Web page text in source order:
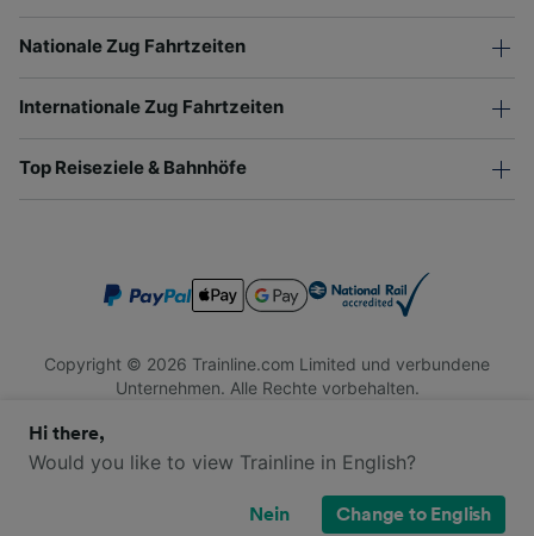
Nationale Zug Fahrtzeiten
Internationale Zug Fahrtzeiten
Top Reiseziele & Bahnhöfe
Copyright © 2026 Trainline.com Limited und verbundene
Unternehmen. Alle Rechte vorbehalten.
Firmennummer 3846791. Registrierte Adresse: 1 Stonecutter
St, London EC4A 4AH, United Kingdom. USt-IdNr.: 791 7261
Hi there,
Would you like to view Trainline in English?
Nein Change to English